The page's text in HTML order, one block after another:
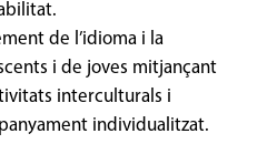
de l’idioma i la
i de joves mitjançant
interculturals i
individualitzat.